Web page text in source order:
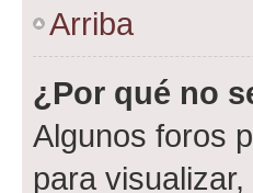
Arriba
¿Por qué no
Algunos foros
para